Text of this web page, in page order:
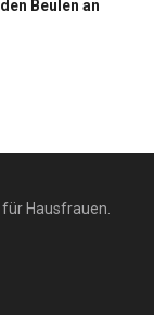
Beulen an
Hausfrauen.